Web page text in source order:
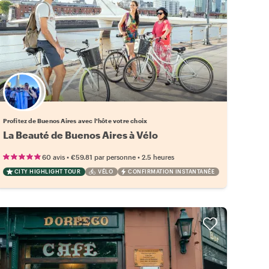
Choisissez votre local favori
Profitez de Buenos Aires avec l'hôte votre choix
La Beauté de Buenos Aires à Vélo
60 avis• €59.81 par personne• 2.5 heures
CITY HIGHLIGHT TOUR VÉLO CONFIRMATION INSTANTANÉE